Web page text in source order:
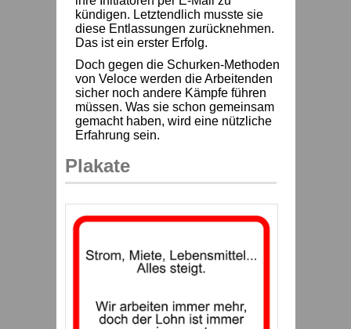
kündigen. Letztendlich musste sie
diese Entlassungen zurücknehmen.
Das ist ein erster Erfolg.
Doch gegen die Schurken-Methoden
von Veloce werden die Arbeitenden
sicher noch andere Kämpfe führen
müssen. Was sie schon gemeinsam
gemacht haben, wird eine nützliche
Erfahrung sein.
Plakate